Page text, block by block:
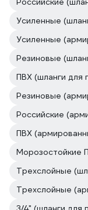
Усиленные
Усиленные
Резиновые
ПВХ (шланги для
Резиновые
Российские
ПВХ
Морозостойкие
Трехслойные
Трехслойные